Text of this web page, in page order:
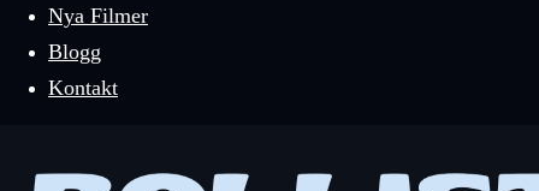
Nya Filmer
Blogg
Kontakt